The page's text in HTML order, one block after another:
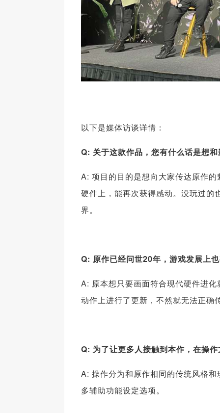
以下是媒体访谈详情：
Q: 关于这款作品，您有什么话是想
A: 项目的目的是想向大家传达原作
硬件上，能再次获得感动。没玩过的
界。
Q: 原作已经问世20年，游戏发展上
A: 原本想只要画面符合现代硬件进
动作上进行了更新，不然就无法正确
Q: 为了让更多人接触到本作，在操
A: 操作分为和原作相同的传统风格
多辅助功能设定选项。